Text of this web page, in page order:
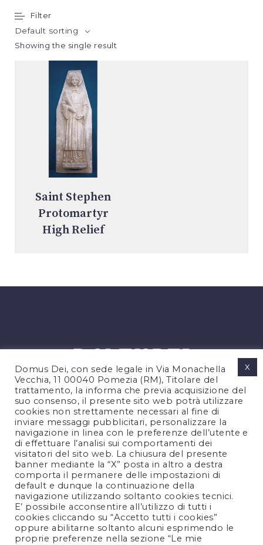
Showing the single result
Default sorting
Filter
Saint Stephen
Protomartyr
High Relief
PRIVACY POLICY
COOKIES POLICY
LEGAL NOTES
CONTACTS
FOLLOW US
Domus Dei, con sede legale in Via Monachella
Vecchia, 11 00040 Pomezia (RM), Titolare del
trattamento, la informa che previa acquisizione del
suo consenso, il presente sito web potrà utilizzare
cookies non strettamente necessari al fine di
inviare messaggi pubblicitari, personalizzare la
navigazione in linea con le preferenze dell’utente e
di effettuare l’analisi sui comportamenti dei
visitatori del sito web. La chiusura del presente
banner mediante la “X” posta in altro a destra
comporta il permanere delle impostazioni di
default e dunque la continuazione della
navigazione utilizzando soltanto cookies tecnici.
E’ possibile acconsentire all’utilizzo di tutti i
cookies cliccando su “Accetto tutti i cookies”
oppure abilitarne soltanto alcuni esprimendo le
proprie preferenze nella sezione “Le mie
X